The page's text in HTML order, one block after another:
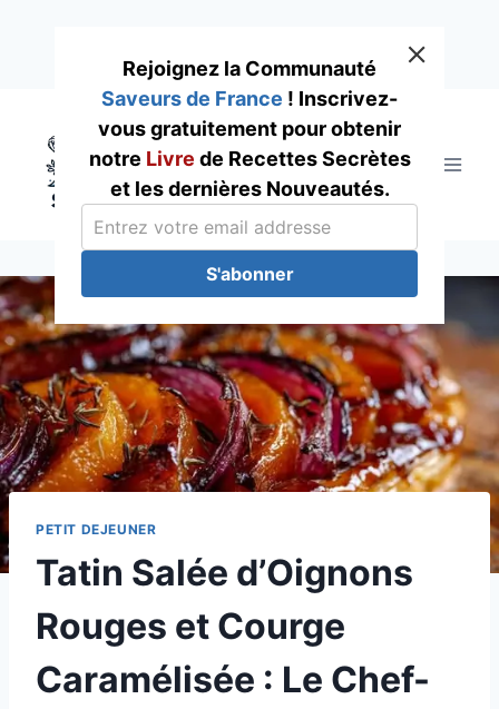
content
PETIT DEJEUNER
Tatin Salée d’Oignons
Rouges et Courge
Caramélisée : Le Chef-
Rejoignez la Communauté
Saveurs de France ! Inscrivez-
vous gratuitement pour obtenir
notre Livre de Recettes Secrètes
et les dernières Nouveautés.
S'abonner